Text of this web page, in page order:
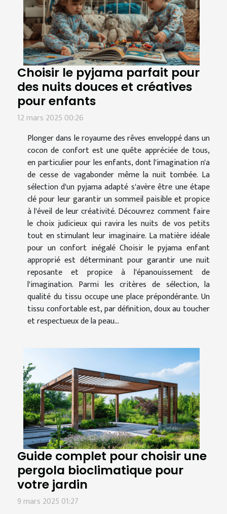
Choisir le pyjama parfait pour
des nuits douces et créatives
pour enfants
12 mars 2025 00:26
Plonger dans le royaume des rêves enveloppé dans un
cocon de confort est une quête appréciée de tous,
en particulier pour les enfants, dont l'imagination n'a
de cesse de vagabonder même la nuit tombée. La
sélection d'un pyjama adapté s'avère être une étape
clé pour leur garantir un sommeil paisible et propice
à l'éveil de leur créativité. Découvrez comment faire
le choix judicieux qui ravira les nuits de vos petits
tout en stimulant leur imaginaire. La matière idéale
pour un confort inégalé Choisir le pyjama enfant
approprié est déterminant pour garantir une nuit
reposante et propice à l'épanouissement de
l'imagination. Parmi les critères de sélection, la
qualité du tissu occupe une place prépondérante. Un
tissu confortable est, par définition, doux au toucher
et respectueux de la peau...
Guide complet pour choisir une
pergola bioclimatique pour
votre jardin
9 mars 2025 01:27